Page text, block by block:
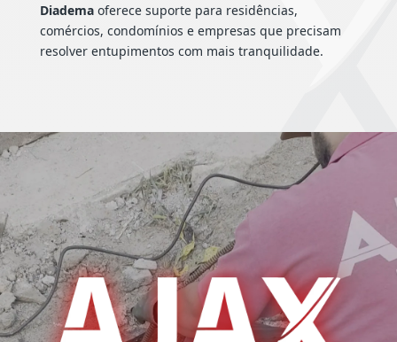
Diademaoferece suporte para residências,
comércios, condomínios e empresas que precisam
resolver entupimentos com mais tranquilidade.